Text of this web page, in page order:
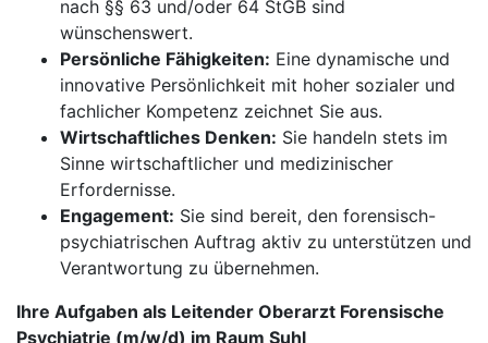
nach §§ 63 und/oder 64 StGB sind
wünschenswert.
Persönliche Fähigkeiten: Eine dynamische und
innovative Persönlichkeit mit hoher sozialer und
fachlicher Kompetenz zeichnet Sie aus.
Wirtschaftliches Denken: Sie handeln stets im
Sinne wirtschaftlicher und medizinischer
Erfordernisse.
Engagement: Sie sind bereit, den forensisch-
psychiatrischen Auftrag aktiv zu unterstützen und
Verantwortung zu übernehmen.
Ihre Aufgaben als Leitender Oberarzt Forensische
Psychiatrie (m/w/d) im Raum Suhl